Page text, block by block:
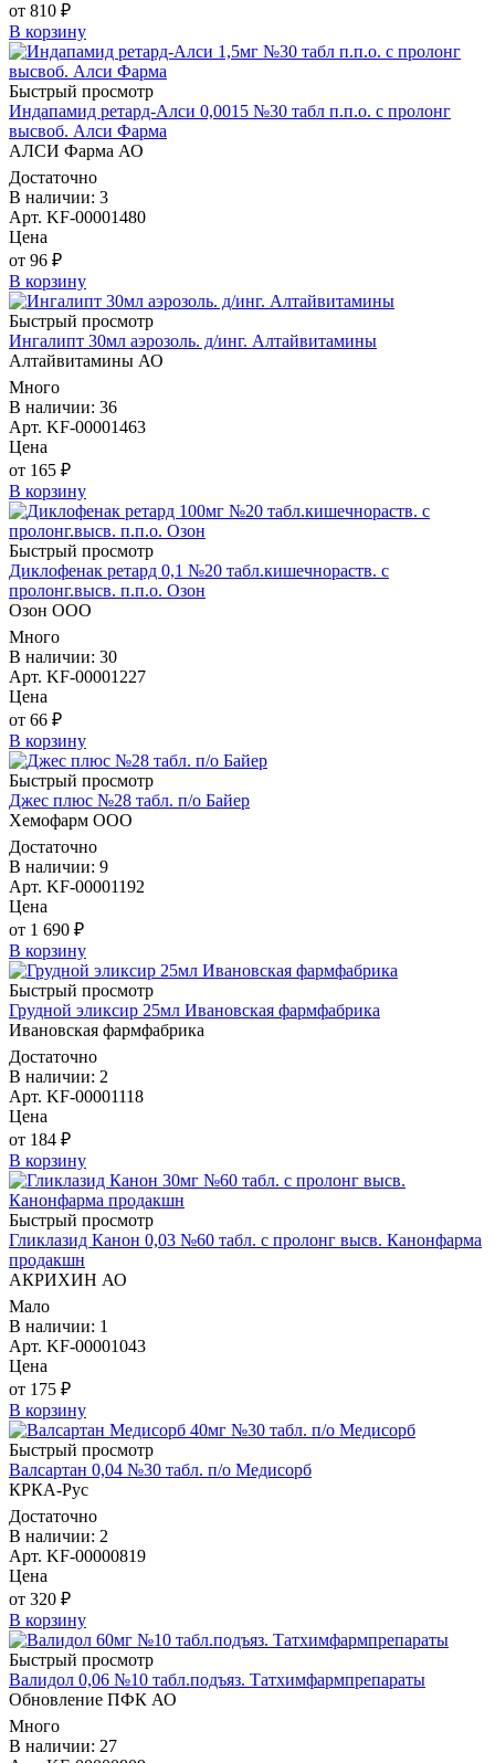
от 810 ₽
В корзину
Быстрый просмотр
Индапамид ретард-Алси 0,0015 №30 табл п.п.о. с пролонг
высвоб. Алси Фарма
АЛСИ Фарма АО
Достаточно
В наличии: 3
Арт. KF-00001480
Цена
от 96 ₽
В корзину
Быстрый просмотр
Ингалипт 30мл аэрозоль. д/инг. Алтайвитамины
Алтайвитамины АО
Много
В наличии: 36
Арт. KF-00001463
Цена
от 165 ₽
В корзину
Быстрый просмотр
Диклофенак ретард 0,1 №20 табл.кишечнораств. с
пролонг.высв. п.п.о. Озон
Озон ООО
Много
В наличии: 30
Арт. KF-00001227
Цена
от 66 ₽
В корзину
Быстрый просмотр
Джес плюс №28 табл. п/о Байер
Хемофарм ООО
Достаточно
В наличии: 9
Арт. KF-00001192
Цена
от 1 690 ₽
В корзину
Быстрый просмотр
Грудной эликсир 25мл Ивановская фармфабрика
Ивановская фармфабрика
Достаточно
В наличии: 2
Арт. KF-00001118
Цена
от 184 ₽
В корзину
Быстрый просмотр
Гликлазид Канон 0,03 №60 табл. с пролонг высв. Канонфарма
продакшн
АКРИХИН АО
Мало
В наличии: 1
Арт. KF-00001043
Цена
от 175 ₽
В корзину
Быстрый просмотр
Валсартан 0,04 №30 табл. п/о Медисорб
КРКА-Рус
Достаточно
В наличии: 2
Арт. KF-00000819
Цена
от 320 ₽
В корзину
Быстрый просмотр
Валидол 0,06 №10 табл.подъяз. Татхимфармпрепараты
Обновление ПФК АО
Много
В наличии: 27